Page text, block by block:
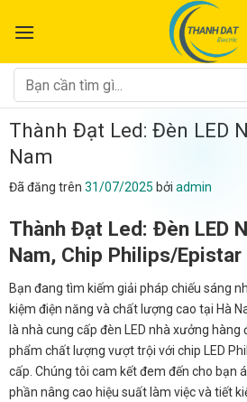
đến
dung
Tìm
kiếm:
Thành Đạt Led: Đèn LED
Nam
Đã đăng trên 31/07/2025 bởi admin
Thành Đạt Led: Đèn LED
Nam, Chip Philips/Epistar
Bạn đang tìm kiếm giải pháp chiếu sáng
kiệm điện năng và chất lượng cao tại Hà
là nhà cung cấp đèn LED nhà xưởng
phẩm chất lượng vượt trội với chip LED
cấp. Chúng tôi cam kết đem đến cho bạn
phần nâng cao hiệu suất làm việc và tiết